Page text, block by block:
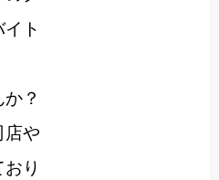
ト
？
店や
り